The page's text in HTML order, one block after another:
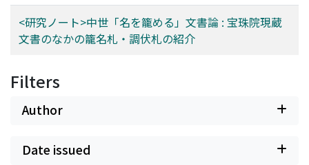
contained certain biases. As urban trade directories,
hanjoki can help in building a profound understanding
of the local cities in the mid-Meiji era (1897-1906) and
<研究ノート>中世「名を籠める」文書論 : 宝珠院現蔵
文書のなかの籠名札・調伏札の紹介
Filters
Author
Date issued